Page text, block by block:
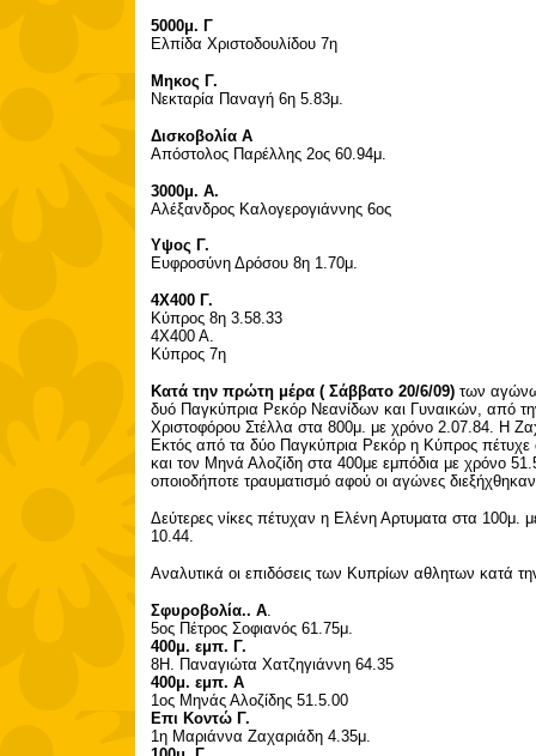
5000μ. Γ
Ελπίδα Χριστοδουλίδου 7η
Μηκος Γ.
Νεκταρία Παναγή 6η 5.83μ.
Δισκοβολία Α
Απόστολος Παρέλλης 2ος 60.94μ.
3000μ. Α.
Αλέξανδρος Καλογερογιάννης 6ος
Υψος Γ.
Ευφροσύνη Δρόσου 8η 1.70μ.
4Χ400 Γ.
Κύπρος 8η 3.58.33
4Χ400 Α.
Κύπρος 7η
Κατά την πρώτη μέρα ( Σάββατο 20/6/09)των
δυό Παγκύπρια Ρεκόρ Νεανίδων και Γυναικών, από
Χριστοφόρου Στέλλα στα 800μ. με χρόνο 2.07.84. Η
Εκτός από τα δύο Παγκύπρια Ρεκόρ η Κύπρος πέτυχε
και τον Μηνά Αλοζίδη στα 400με εμπόδια με χρόνο
οποιοδήποτε τραυματισμό αφού οι αγώνες
Δεύτερες νίκες πέτυχαν η Ελένη Αρτυματα στα 100μ.
10.44.
Αναλυτικά οι επιδόσεις των Κυπρίων αθλητων
Σφυροβολία.. Α.
5ος Πέτρος Σοφιανός 61.75μ.
400μ. εμπ. Γ.
8Η. Παναγιώτα Χατζηγιάννη 64.35
400μ. εμπ. Α
1ος Μηνάς Αλοζίδης 51.5.00
Επι Κοντώ Γ.
1η Μαριάννα Ζαχαριάδη 4.35μ.